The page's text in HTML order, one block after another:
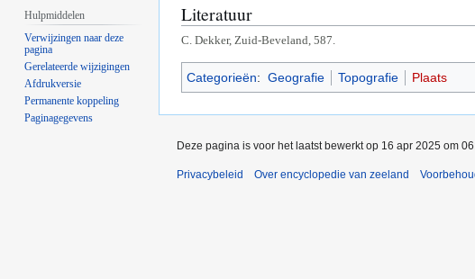
Literatuur
C. Dekker, Zuid-Beveland, 587.
Categorieën: Geografie Topografie Plaats
Hulpmiddelen
Verwijzingen naar deze
pagina
Gerelateerde wijzigingen
Afdrukversie
Permanente koppeling
Paginagegevens
Deze pagina is voor het laatst bewerkt op 16 apr 2025 om
Privacybeleid Over encyclopedie van zeeland